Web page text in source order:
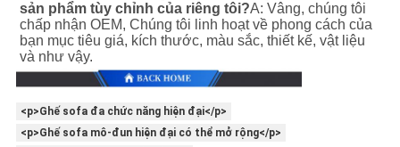
sản phẩm tùy chỉnh của riêng tôi?A: Vâng, chúng tôi
chấp nhận OEM, Chúng tôi linh hoạt về phong cách của
bạn mục tiêu giá, kích thước, màu sắc, thiết kế, vật liệu
và như vậy.
<p>Ghế sofa đa chức năng hiện đại</p>
<p>Ghế sofa mô-đun hiện đại có thể mở rộng</p>